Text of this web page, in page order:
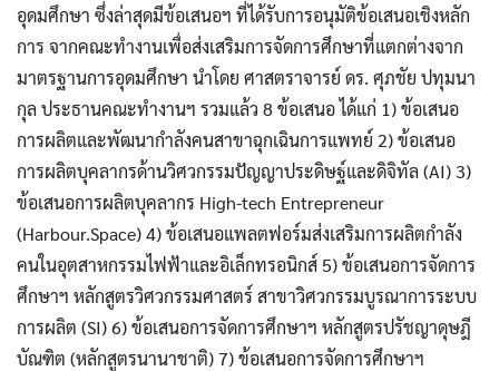
ค้นหาข้อมูล ล้างตัวกรอก
Search
for: Search
เลือกประเภท :
Selected 0 of 6
ช่วงเวลา :
อุดมศึกษา ซึ่งล่าสุดมีข้อเสนอฯ ที่ได้รับการอนุมัติข้อเสนอเชิงหลัก
การ จากคณะทำงานเพื่อส่งเสริมการจัดการศึกษาที่แตกต่างจาก
มาตรฐานการอุดมศึกษา นำโดย ศาสตราจารย์ ดร. ศุภชัย ปทุมนา
กุล ประธานคณะทำงานฯ รวมแล้ว 8 ข้อเสนอ ได้แก่ 1) ข้อเสนอ
การผลิตและพัฒนากำลังคนสาขาฉุกเฉินการแพทย์ 2) ข้อเสนอ
การผลิตบุคลากรด้านวิศวกรรมปัญญาประดิษฐ์และดิจิทัล (AI) 3)
ข้อเสนอการผลิตบุคลากร High-tech Entrepreneur
(Harbour.Space) 4) ข้อเสนอแพลตฟอร์มส่งเสริมการผลิตกำลัง
คนในอุตสาหกรรมไฟฟ้าและอิเล็กทรอนิกส์ 5) ข้อเสนอการจัดการ
ศึกษาฯ หลักสูตรวิศวกรรมศาสตร์ สาขาวิศวกรรมบูรณาการระบบ
การผลิต (SI) 6) ข้อเสนอการจัดการศึกษาฯ หลักสูตรปรัชญาดุษฎี
บัณฑิต (หลักสูตรนานาชาติ) 7) ข้อเสนอการจัดการศึกษาฯ